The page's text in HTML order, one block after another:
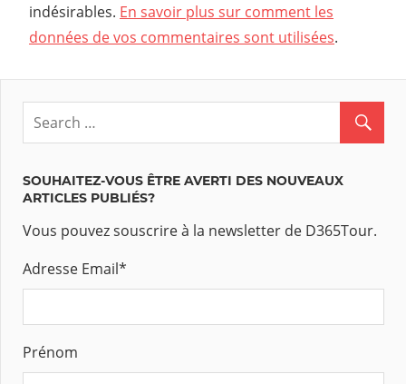
indésirables. En savoir plus sur comment les
données de vos commentaires sont utilisées.
SOUHAITEZ-VOUS ÊTRE AVERTI DES NOUVEAUX
ARTICLES PUBLIÉS?
Vous pouvez souscrire à la newsletter de D365Tour.
Adresse Email*
Prénom